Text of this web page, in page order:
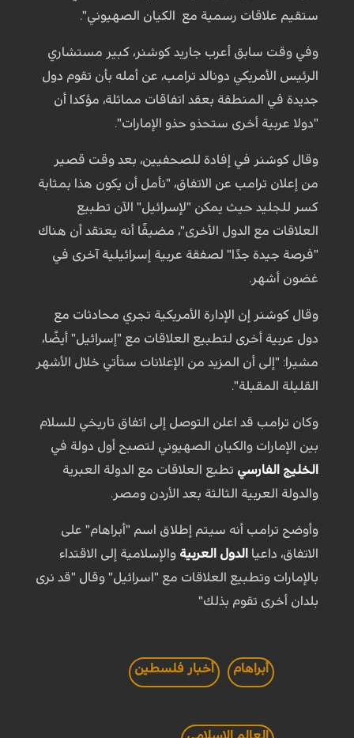
ستقيم علاقات رسمية مع الكيان الصهيوني".
وفي وقت سابق أعرب جاريد كوشنر، كبير مستشاري
الرئيس الأمريكي ​دونالد ترامب​، عن أمله بأن تقوم دول
جديدة في المنطقة بعقد اتفاقات مماثلة، مؤكدا أن
"دولا عربية أخرى ستحذو حذو الإمارات"​​​​​​​.
وقال كوشنر في إفادة للصحفيين، بعد وقت قصير
من إعلان ترامب عن الاتفاق، "نأمل أن يكون هذا بمثابة
كسر للجليد حيث يمكن "لإسرائيل" الآن تطبيع
العلاقات مع الدول الأخرى"، مضيفًا أنه يعتقد أن هناك
"فرصة جيدة جدًا" لصفقة عربية إسرائيلية آخرى في
غضون أشهر.
وقال كوشنر إن الإدارة الأمريكية تجري محادثات مع
دول عربية أخرى لتطبيع العلاقات مع "إسرائيل" أيضًا،
مشيرا: "إلى أن المزيد من الإعلانات ستأتي خلال الأشهر
القليلة المقبلة".
وكان ترامب قد اعلن التوصل إلى اتفاق تاريخي للسلام
بين الإمارات والكيان الصهيوني لتصبح أول دولة في
الخليج الفارسي تطبع العلاقات مع الدولة العبرية
والدولة العربية الثالثة بعد الأردن ومصر.
وأوضح ترامب أنه سيتم إطلاق اسم "أبراهام" على
الاتفاق، داعيا الدول العربية والإسلامية إلى الاقتداء
بالإمارات وتطبيع العلاقات مع "اسرائيل" وقال "قد نرى
بلدان أخرى تقوم بذلك"
أبراهام أخبار فلسطين